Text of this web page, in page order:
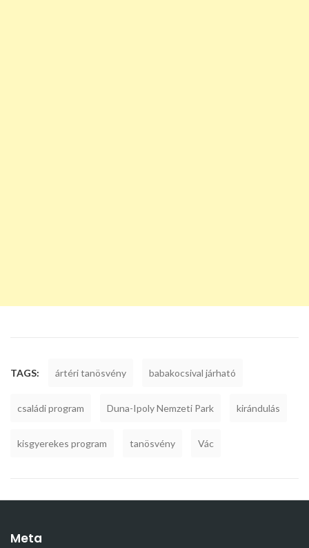
TAGS: ártéri tanösvény babakocsival járható
családi program Duna-Ipoly Nemzeti Park kirándulás
kisgyerekes program tanösvény Vác
Meta